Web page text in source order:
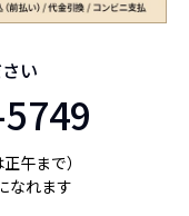
い
午まで）
なれます